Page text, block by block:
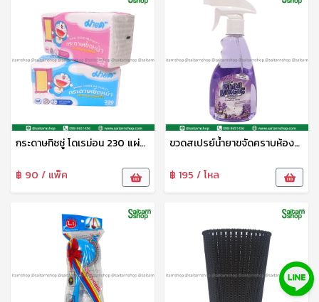
กระดาษทิชชู่ โดเรม่อน 230 แผ่น ซอฟท์แพ็ค มายด์
฿ 90 / แพ็ค
ขวดสเปรย์น้ำยาขจัดคราบห้องน้ำ 480มล. เมดเมจิก
฿ 195 / โหล